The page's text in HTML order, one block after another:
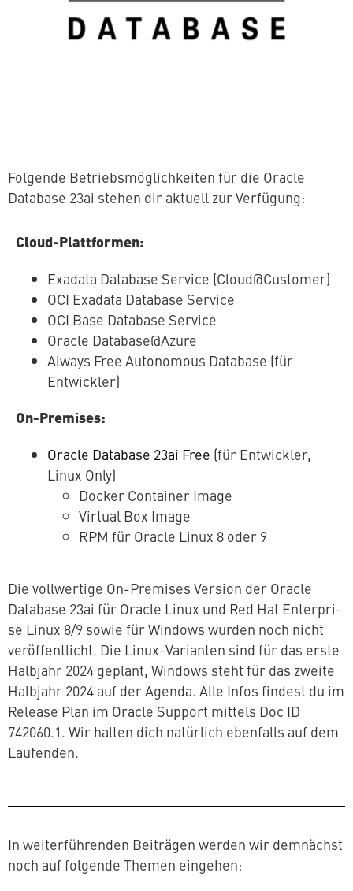
Folgende Be­triebs­mög­lich­kei­ten für die Oracle
Database 23ai stehen dir aktuell zur Verfügung:
Cloud-Platt­for­men:
Exadata Database Service (Cloud@Customer)
OCI Exadata Database Service
OCI Base Database Service
Oracle Database@Azure
Always Free Au­to­no­mous Database (für
Entwickler)
On-Premises:
Oracle Database 23ai Free (für Ent­wick­ler,
Linux Only)
Docker Container Image
Virtual Box Image
RPM für Oracle Linux 8 oder 9
Die voll­wer­ti­ge On-Premises Version der Oracle
Database 23ai für Oracle Linux und Red Hat En­ter­pri­
se Linux 8/9 sowie für Windows wurden noch nicht
ver­öf­fent­licht. Die Linux-Varianten sind für das erste
Halbjahr 2024 geplant, Windows steht für das zweite
Halbjahr 2024 auf der Agenda. Alle Infos findest du im
Release Plan im Oracle Support mittels Doc ID
742060.1. Wir halten dich natürlich ebenfalls auf dem
Laufenden.
In wei­ter­füh­ren­den Beiträgen werden wir demnächst
noch auf folgende Themen eingehen: